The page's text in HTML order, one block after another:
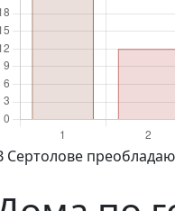
в Сертолове